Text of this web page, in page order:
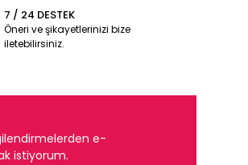
7 / 24 DESTEK
Öneri ve şikayetlerinizi bize
iletebilirsiniz.
e-
istiyorum.